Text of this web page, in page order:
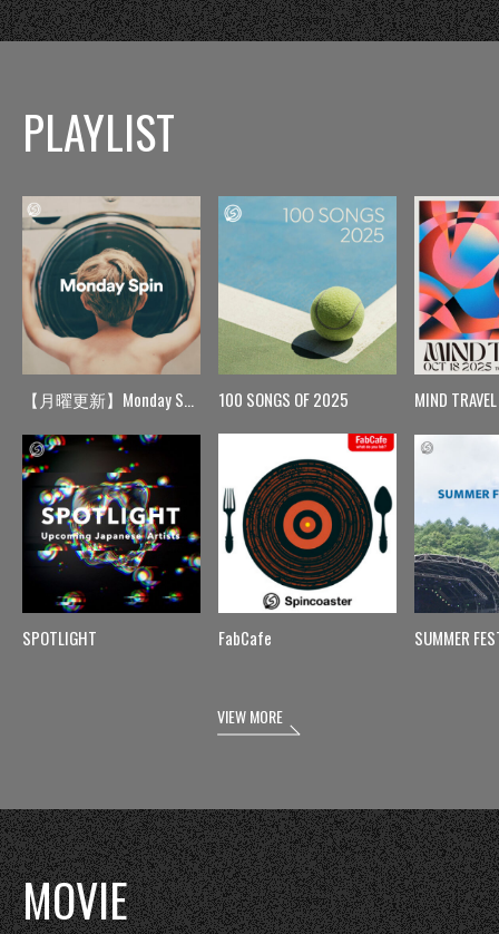
PLAYLIST
【月曜更新】Monday Spin
SPOTLIGHT
100 SONGS OF 2025
FabCafe
MIND TRAVEL
SUMMER
VIEW MORE
MOVIE